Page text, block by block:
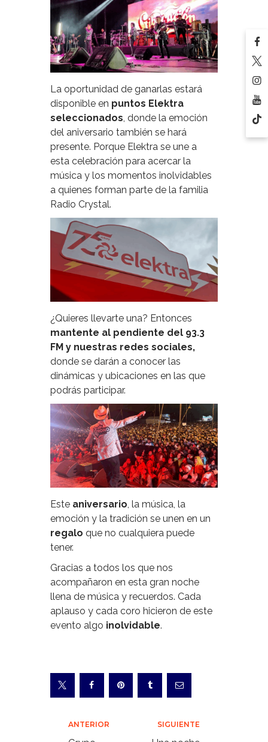
La oportunidad de ganarlas estará
disponible en puntos Elektra
seleccionados , donde la emoción
del aniversario también se hará
presente. Porque Elektra se une a
esta celebración para acercar la
música y los momentos inolvidables
a quienes forman parte de la familia
Radio Crystal.
¿Quieres llevarte una? Entonces
mantente al pendiente del 93.3
FM y nuestras redes sociales,
donde se darán a conocer las
dinámicas y ubicaciones en las que
podrás participar.
Este aniversario , la música, la
emoción y la tradición se unen en un
regalo que no cualquiera puede
tener.
Gracias a todos los que nos
acompañaron en esta gran noche
llena de música y recuerdos. Cada
aplauso y cada coro hicieron de este
evento algo inolvidable.
Navegación
ANTERIOR SIGUIENTE